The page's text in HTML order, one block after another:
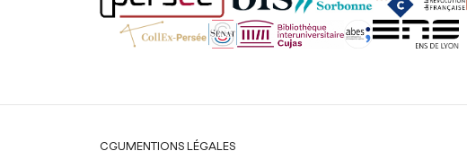
Légal
CGUMENTIONS LÉGALES